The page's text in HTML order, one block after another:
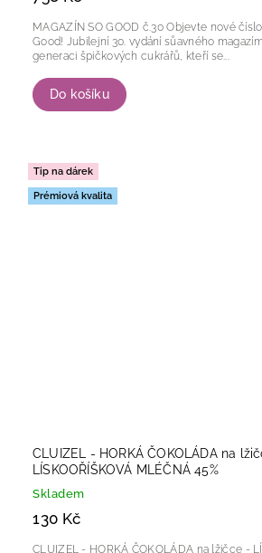
Do košíku
MAGAZÍN SO GOOD č.30 Objevte nové číslo magazínu So
Good! Jubilejní 30. vydání sůavného magazímu představuje
generaci špičkových cukrářů, kteří se...
Tip na dárek
Prémiová kvalita
CLUIZEL - HORKÁ ČOKOLÁDA na
LÍSKOOŘÍŠKOVÁ MLÉČNÁ 45%
Skladem
130 Kč
CLUIZEL - HORKÁ ČOKOLÁDA na lžičce -